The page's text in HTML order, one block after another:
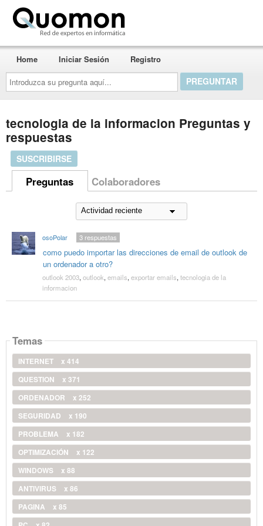
Introduzca
su
pregunta
aquí...
Home Iniciar Sesión Registro
tecnologia de la informacion Preguntas y
respuestas
SUSCRIBIRSE
Preguntas Colaboradores
osoPolar
como puedo importar las direcciones de email de outlook de
un ordenador a otro?
3respuestas
outlook 2003, outlook, emails, exportar emails, tecnologia de la
informacion
Temas
INTERNET
x 414
QUESTION
x 371
ORDENADOR
x 252
SEGURIDAD
x 190
PROBLEMA
x 182
OPTIMIZACIÓN
x 122
WINDOWS
x 88
ANTIVIRUS
x 86
PAGINA
x 85